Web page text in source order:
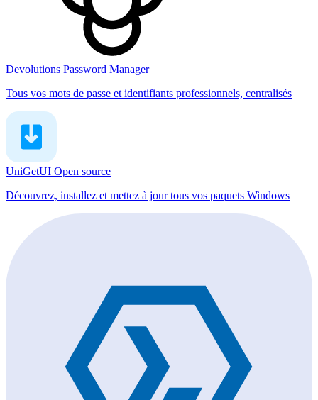
Devolutions Password Manager
Tous vos mots de passe et identifiants professionnels, centralisés
UniGetUI Open source
Découvrez, installez et mettez à jour tous vos paquets Windows